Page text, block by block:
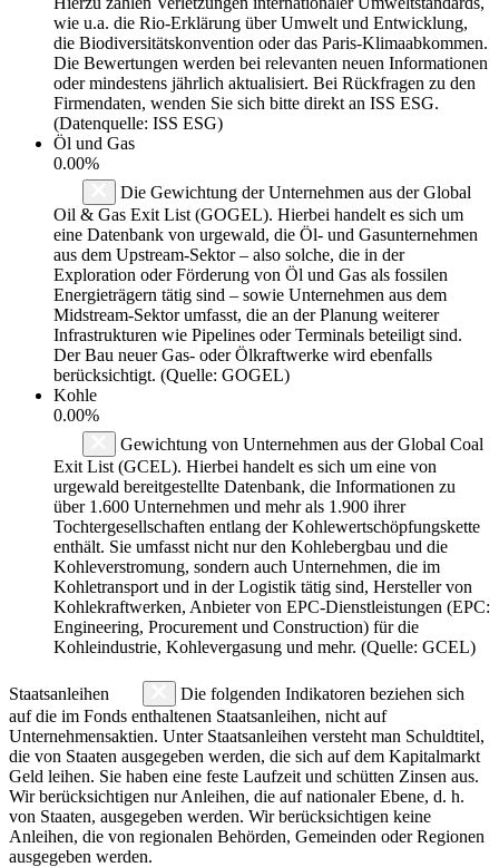
wie u.a. die Rio-Erklärung über Umwelt und Entwicklung,
die Biodiversitätskonvention oder das Paris-Klimaabkommen.
Die Bewertungen werden bei relevanten neuen Informationen
oder mindestens jährlich aktualisiert. Bei Rückfragen zu den
Firmendaten, wenden Sie sich bitte direkt an ISS ESG.
(Datenquelle: ISS ESG)
Öl und Gas
0.00%
Die Gewichtung der Unternehmen aus der Global
Oil & Gas Exit List (GOGEL). Hierbei handelt es sich um
eine Datenbank von urgewald, die Öl- und Gasunternehmen
aus dem Upstream-Sektor – also solche, die in der
Exploration oder Förderung von Öl und Gas als fossilen
Energieträgern tätig sind – sowie Unternehmen aus dem
Midstream-Sektor umfasst, die an der Planung weiterer
Infrastrukturen wie Pipelines oder Terminals beteiligt sind.
Der Bau neuer Gas- oder Ölkraftwerke wird ebenfalls
berücksichtigt. (Quelle: GOGEL)
Kohle
0.00%
Gewichtung von Unternehmen aus der Global Coal
Exit List (GCEL). Hierbei handelt es sich um eine von
urgewald bereitgestellte Datenbank, die Informationen zu
über 1.600 Unternehmen und mehr als 1.900 ihrer
Tochtergesellschaften entlang der Kohlewertschöpfungskette
enthält. Sie umfasst nicht nur den Kohlebergbau und die
Kohleverstromung, sondern auch Unternehmen, die im
Kohletransport und in der Logistik tätig sind, Hersteller von
Kohlekraftwerken, Anbieter von EPC-Dienstleistungen (EPC:
Engineering, Procurement und Construction) für die
Kohleindustrie, Kohlevergasung und mehr. (Quelle: GCEL)
Staatsanleihen
Die folgenden Indikatoren beziehen sich
auf die im Fonds enthaltenen Staatsanleihen, nicht auf
Unternehmensaktien. Unter Staatsanleihen versteht man Schuldtitel,
die von Staaten ausgegeben werden, die sich auf dem Kapitalmarkt
Geld leihen. Sie haben eine feste Laufzeit und schütten Zinsen aus.
Wir berücksichtigen nur Anleihen, die auf nationaler Ebene, d. h.
von Staaten, ausgegeben werden. Wir berücksichtigen keine
Anleihen, die von regionalen Behörden, Gemeinden oder Regionen
ausgegeben werden.